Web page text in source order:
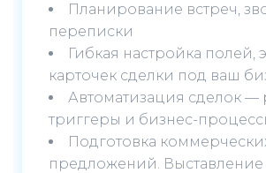
Планирование встреч,
переписки
Гибкая настройка полей,
карточек сделки под ваш
Автоматизация сделок —
триггеры и бизнес-
Подготовка
предложений. Выставление